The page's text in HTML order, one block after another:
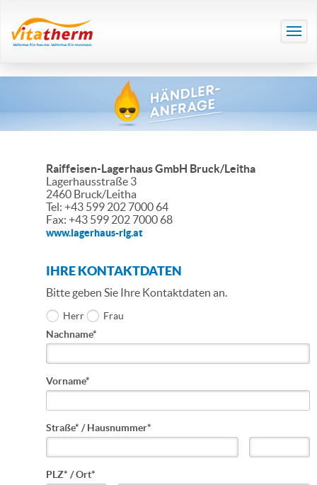
Raiffeisen-Lagerhaus GmbH Bruck/Leitha
Lagerhausstraße 3
2460 Bruck/Leitha
Tel: +43 599 202 7000 64
Fax: +43 599 202 7000 68
www.lagerhaus-rlg.at
IHRE KONTAKTDATEN
Bitte geben Sie Ihre Kontaktdaten an.
Herr
Frau
Nachname*
Vorname*
Straße* / Hausnummer*
PLZ* / Ort*